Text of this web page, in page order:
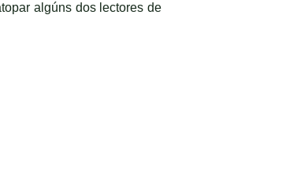
algúns dos lectores de